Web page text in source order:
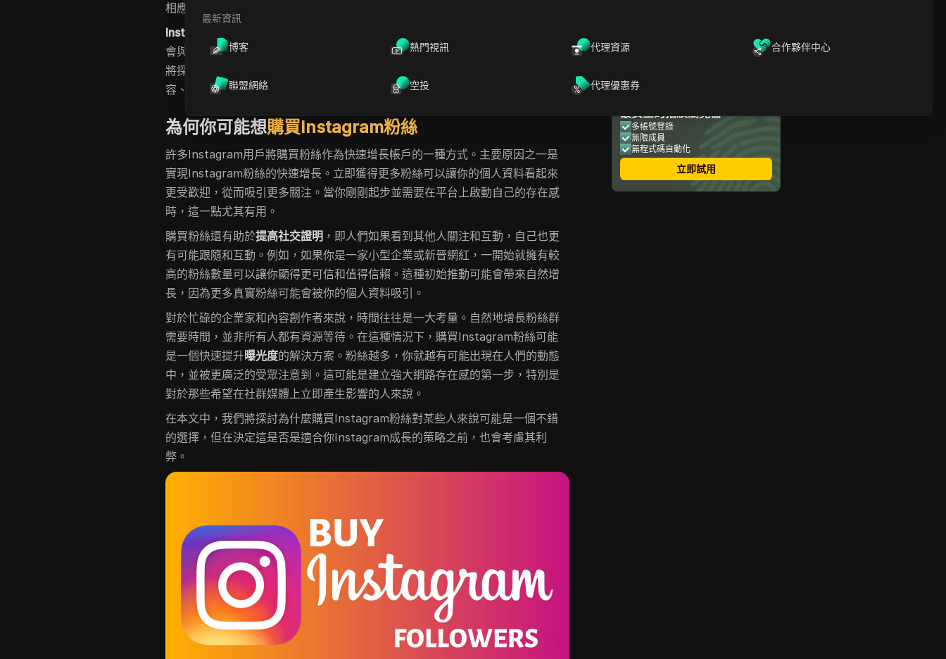
最新資訊
博客 熱門視訊 代理資源 合作夥伴中心
聯盟網絡 空投 代理優惠券
相應提高。
Instagram 粉絲的重要性
會與您的貼文互動、分享您的內容，並幫助擴大您的影響範圍。在本文中，我們
將探討有助於您有機增長 Instagram 粉絲的頂級免費工具。您將學習如何改進內
容、與受眾互動，以及使用能夠在您的 Instagram 行銷工作中產生影響的工具。
為何你可能想購買Instagram粉絲
許多Instagram用戶將購買粉絲作為快速增長帳戶的一種方式。主要原因之一是
實現Instagram粉絲的快速增長。立即獲得更多粉絲可以讓你的個人資料看起來
更受歡迎，從而吸引更多關注。當你剛剛起步並需要在平台上啟動自己的存在感
時，這一點尤其有用。
購買粉絲還有助於提高社交證明 ，即人們如果看到其他人關注和互動，自己也更
有可能跟隨和互動。例如，如果你是一家小型企業或新晉網紅，一開始就擁有較
高的粉絲數量可以讓你顯得更可信和值得信賴。這種初始推動可能會帶來自然增
長，因為更多真實粉絲可能會被你的個人資料吸引。
對於忙碌的企業家和內容創作者來說，時間往往是一大考量。自然地增長粉絲群
需要時間，並非所有人都有資源等待。在這種情況下，購買Instagram粉絲可能
是一個快速提升曝光度的解決方案。粉絲越多，你就越有可能出現在人們的動態
中，並被更廣泛的受眾注意到。這可能是建立強大網路存在感的第一步，特別是
對於那些希望在社群媒體上立即產生影響的人來說。
在本文中，我們將探討為什麼購買Instagram粉絲對某些人來說可能是一個不錯
的選擇，但在決定這是否是適合你Instagram成長的策略之前，也會考慮其利
弊。
購買 Instagram 粉絲時應注
購買Instagram粉絲值得
嗎？
常見問題
最安全的指紋瀏覽器
多帳號登錄
無限成員
無程式碼自動化
立即試用